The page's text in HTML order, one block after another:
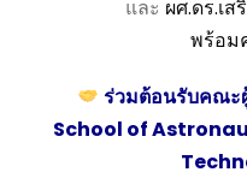
และ ผศ.ดร.เ
พร้อม
ร่วมต้อนรับคณะ
School of